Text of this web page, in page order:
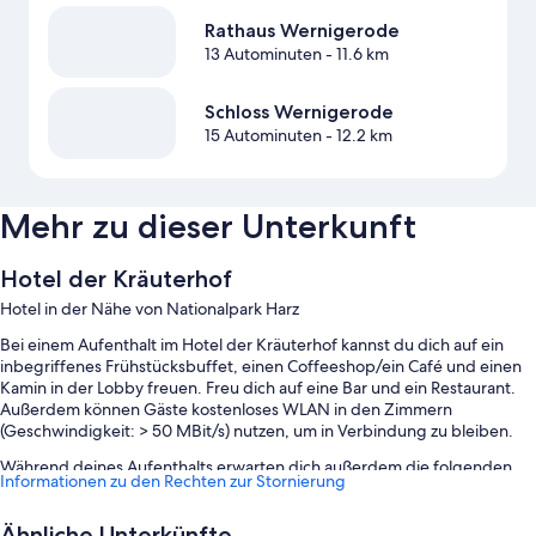
Rathaus Wernigerode
13 Autominuten- 11.6 km
Schloss Wernigerode
15 Autominuten- 12.2 km
Mehr zu dieser Unterkunft
Hotel der Kräuterhof
Hotel in der Nähe von Nationalpark Harz
Bei einem Aufenthalt im Hotel der Kräuterhof kannst du dich auf ein
inbegriffenes Frühstücksbuffet, einen Coffeeshop/ein Café und einen
Kamin in der Lobby freuen. Freu dich auf eine Bar und ein Restaurant.
Außerdem können Gäste kostenloses WLAN in den Zimmern
(Geschwindigkeit: > 50 MBit/s) nutzen, um in Verbindung zu bleiben.
Während deines Aufenthalts erwarten dich außerdem die folgenden
Extras:
Parken ohne Service (kostenpflichtig), ein Fahrstuhl und
Informationen zu den Rechten zur Stornierung